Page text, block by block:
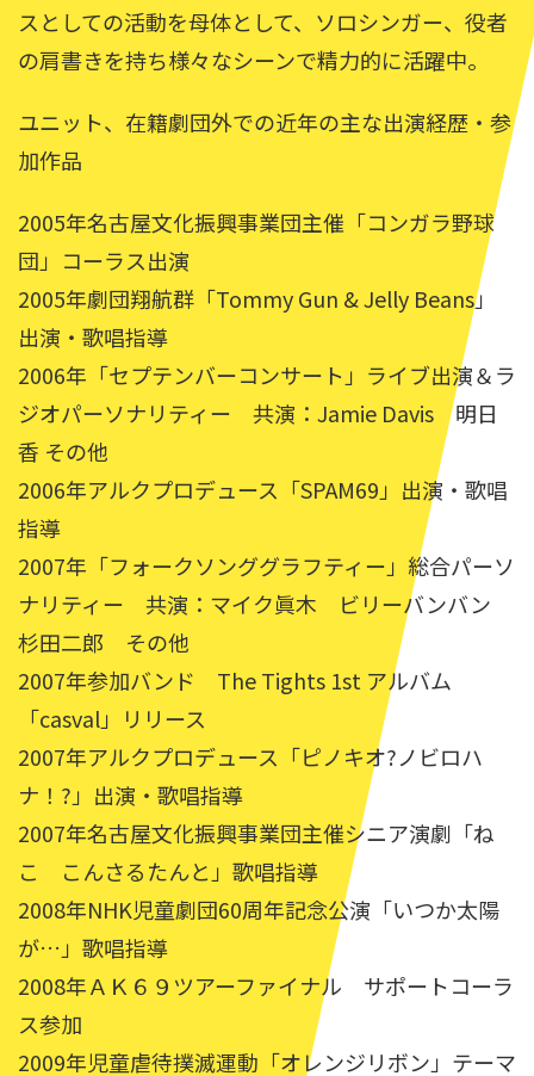
スとしての活動を母体として、ソロシンガー、役者
の肩書きを持ち様々なシーンで精力的に活躍中。
ユニット、在籍劇団外での近年の主な出演経歴・参
加作品
2005年名古屋文化振興事業団主催「コンガラ野球
団」コーラス出演
2005年劇団翔航群「Tommy Gun & Jelly Beans」
出演・歌唱指導
2006年「セプテンバーコンサート」ライブ出演＆ラ
ジオパーソナリティー 共演：Jamie Davis 明日
香 その他
2006年アルクプロデュース「SPAM69」出演・歌唱
指導
2007年「フォークソンググラフティー」総合パーソ
ナリティー 共演：マイク眞木 ビリーバンバン
杉田二郎 その他
2007年参加バンド The Tights 1st アルバム
「casval」リリース
2007年アルクプロデュース「ピノキオ?ノビロハ
ナ！?」出演・歌唱指導
2007年名古屋文化振興事業団主催シニア演劇「ね
こ こんさるたんと」歌唱指導
2008年NHK児童劇団60周年記念公演「いつか太陽
が…」歌唱指導
2008年ＡＫ６９ツアーファイナル サポートコーラ
ス参加
2009年児童虐待撲滅運動「オレンジリボン」テーマ